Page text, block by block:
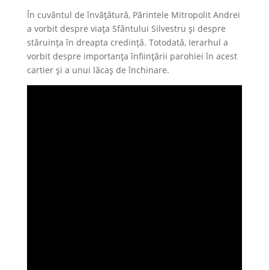
În cuvântul de învățătură, Părintele Mitropolit Andrei
a vorbit despre viața Sfântului Silvestru și despre
stăruința în dreapta credință. Totodată, Ierarhul a
vorbit despre importanța înființării parohiei în acest
cartier și a unui lăcaș de închinare.